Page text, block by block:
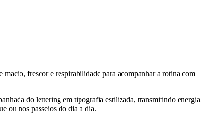
frescor e respirabilidade para acompanhar a rotina com
do lettering em tipografia estilizada, transmitindo energia,
ou nos passeios do dia a dia.